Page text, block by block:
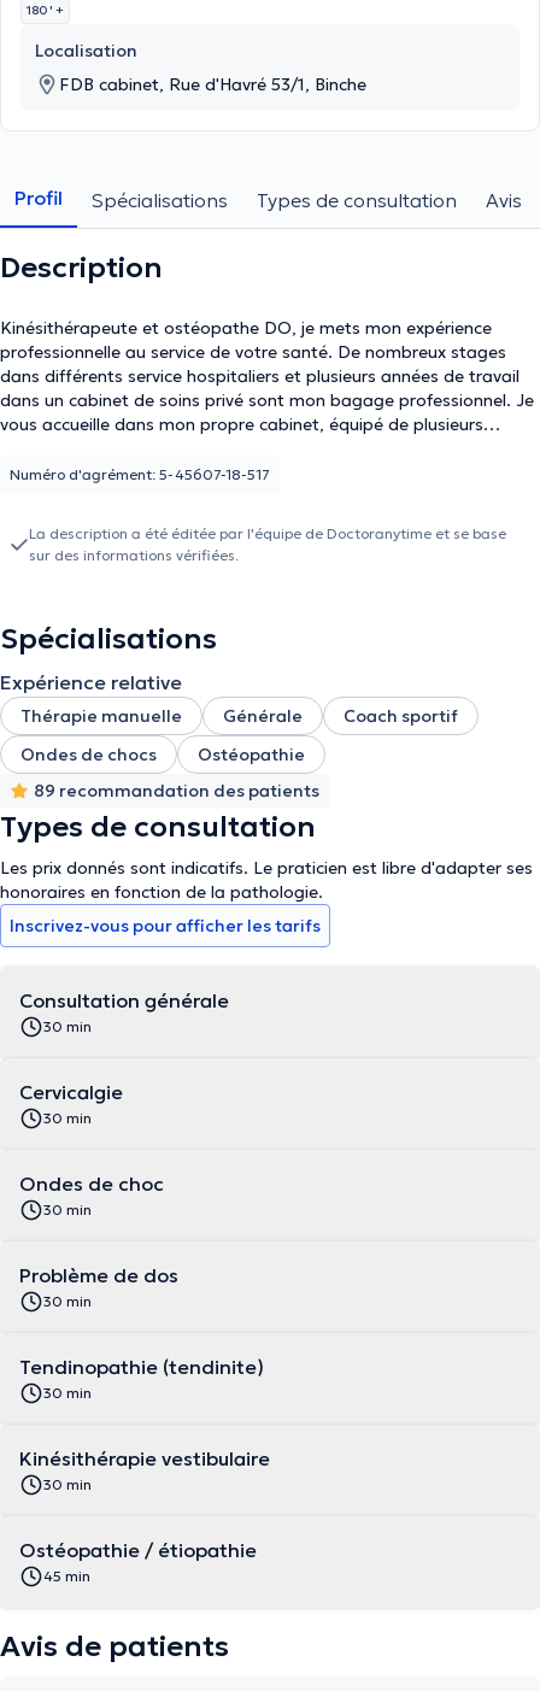
180 ' +
Localisation
FDB cabinet, Rue d'Havré 53/1, Binche
Profil Spécialisations Types de consultation Avis
Description
Kinésithérapeute et ostéopathe DO, je mets mon expérience
professionnelle au service de votre santé. De nombreux stages
dans différents service hospitaliers et plusieurs années de travail
dans un cabinet de soins privé sont mon bagage professionnel. Je
vous accueille dans mon propre cabinet, équipé de plusieurs
fitness, ...
Numéro d'agrément: 5-45607-18-517
La description a été éditée par l'équipe de Doctoranytime et se base
sur des informations vérifiées.
Spécialisations
Expérience relative
Thérapie manuelle Générale
Coach sportif
Ondes de chocs
Ostéopathie
89 recommandation des patients
Types de consultation
Les prix donnés sont indicatifs. Le praticien est libre d'adapter ses
honoraires en fonction de la pathologie.
Inscrivez-vous pour afficher les tarifs
Consultation générale
30 min
Cervicalgie
30 min
Ondes de choc
30 min
Problème de dos
30 min
Tendinopathie (tendinite)
30 min
Kinésithérapie vestibulaire
30 min
Ostéopathie / étiopathie
45 min
Avis de patients